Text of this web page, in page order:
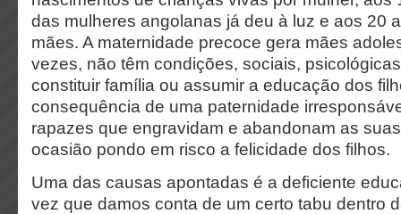
das mulheres angolanas já deu à luz e aos 20
mães. A maternidade precoce gera mães
vezes, não têm condições, sociais,
constituir família ou assumir a educação dos
consequência de uma paternidade
rapazes que engravidam e abandonam as
ocasião pondo em risco a felicidade dos filhos.
Uma das causas apontadas é a deficiente
vez que damos conta de um certo tabu dentro